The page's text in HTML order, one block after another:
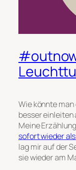
Wie könnte
besser
Meine
sofort wieder
lag mir auf der
sie wieder am